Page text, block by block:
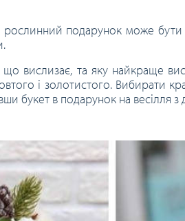
рослинний подарунок може
вислизає, та яку найкраще
і золотистого. Вибирати
букет в подарунок на весілля з